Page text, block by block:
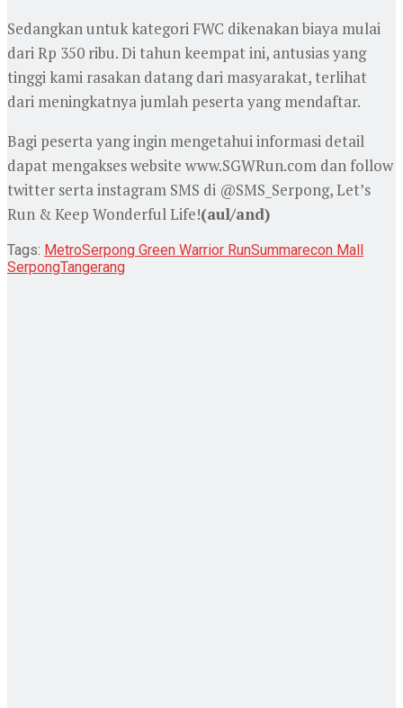
Sedangkan untuk kategori FWC dikenakan biaya mulai
dari Rp 350 ribu. Di tahun keempat ini, antusias yang
tinggi kami rasakan datang dari masyarakat, terlihat
dari meningkatnya jumlah peserta yang mendaftar.
Bagi peserta yang ingin mengetahui informasi detail
dapat mengakses website www.SGWRun.com dan follow
twitter serta instagram SMS di @SMS_Serpong, Let’s
Run & Keep Wonderful Life!(aul/and)
Tags: MetroSerpong Green Warrior RunSummarecon Mall
SerpongTangerang